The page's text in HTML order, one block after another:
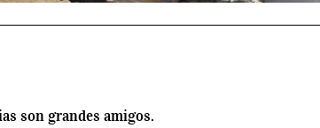
son grandes amigos.